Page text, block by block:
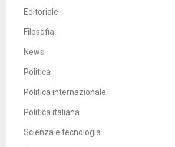
Editoriale
Filosofia
News
Politica
Politica internazionale
Politica italiana
Scienza e tecnologia